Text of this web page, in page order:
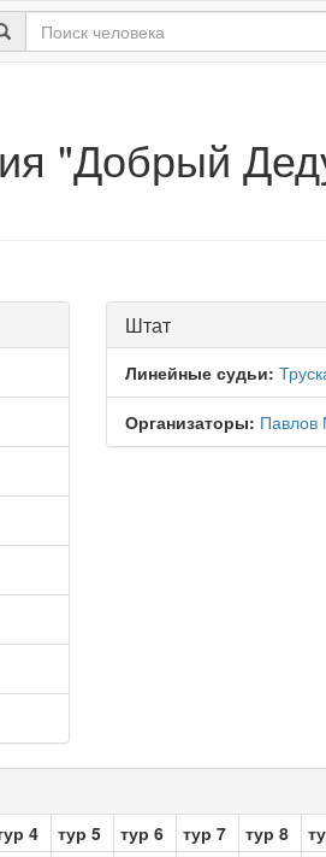
"Добрый
Штат
Линейные судьи:
Организаторы: Павлов
4 тур 5 тур 6 тур 7 тур 8